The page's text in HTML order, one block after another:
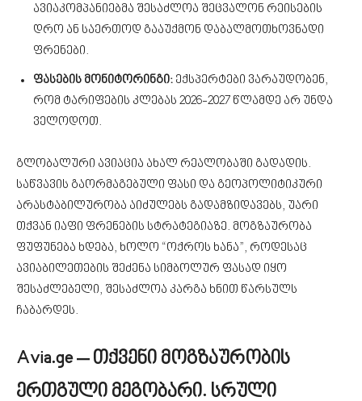
ავიაკომპანიებმა შესაძლოა შეცვალონ რეისების
დრო ან საერთოდ გააუქმონ დაბალმოთხოვნადი
ფრენები.
ფასების მონიტორინგი: ექსპერტები ვარაუდობენ,
რომ ტარიფების კლებას 2026-2027 წლამდე არ უნდა
ველოდოთ.
გლობალური ავიაცია ახალ რეალობაში გადადის.
საწვავის გაორმაგებული ფასი და გეოპოლიტიკური
არასტაბილურობა აიძულებს გადამზიდავებს, უარი
თქვან იაფი ფრენების სტრატეგიაზე. მოგზაურობა
ფუფუნება ხდება, ხოლო “ოქროს ხანა”, როდესაც
ავიაბილეთების შეძენა სიმბოლურ ფასად იყო
შესაძლებელი, შესაძლოა კარგა ხნით წარსულს
ჩაბარდეს.
Avia.ge – თქვენი მოგზაურობის
ერთგული მეგობარი. სრული